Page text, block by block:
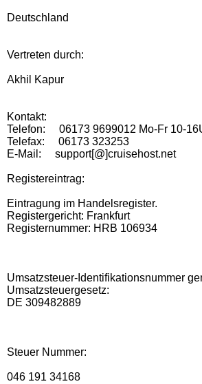
Deutschland
Vertreten durch:
Akhil Kapur
Kontakt:
Telefon: 06173 9699012 Mo-Fr 10-
Telefax: 06173 323253
E-Mail: support[@]cruisehost.net
Registereintrag:
Eintragung im Handelsregister.
Registergericht: Frankfurt
Registernummer: HRB 106934
Umsatzsteuer-Identifikationsnummer
Umsatzsteuergesetz:
DE 309482889
Steuer Nummer:
046 191 34168